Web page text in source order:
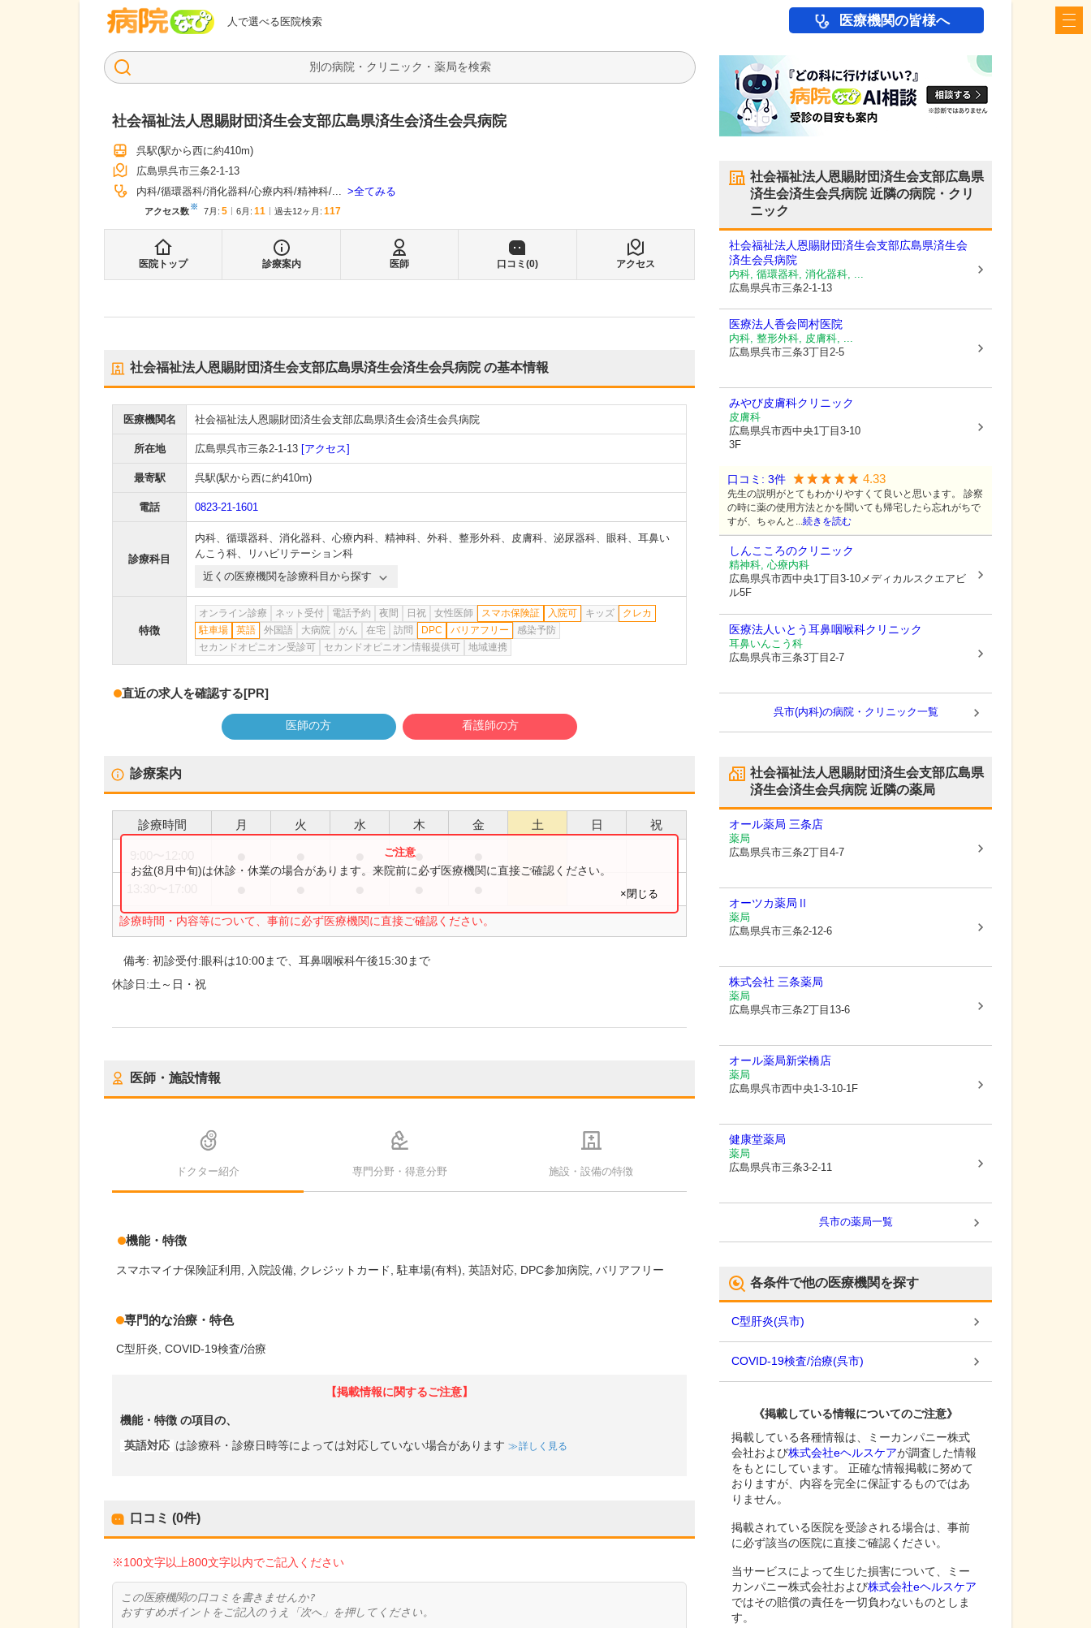
人で選べる医院検索
病院なび 医療機関の皆様へ
検索
社会福祉法人恩賜財団済生会支部広島県済生会済生会呉病院
呉駅(駅から西に約410m)
広島県呉市三条2-1-13
内科 循環器科 消化器科 心療内科 精神科 ... 全てみる
アクセス数※ 7月 : 5 6月 : 11 過去12ヶ月: 117
医院トップ 診療案内 医師 口コミ(0) アクセス
社会福祉法人恩賜財団済生会支部広島県済生会済生会呉病院の基本情報
医療機関名 社会福祉法人恩賜財団済生会支部広島県済生会済生会呉病院
所在地 広島県呉市三条2-1-13 [アクセス]
最寄駅 呉駅(駅から西に約410m)
電話 0823-21-1601
診療科目
内科、 循環器科、 消化器科、 心療内科、 精神科、 外科、 整形外科、 皮膚科、 泌尿器科、 眼科、 耳鼻い
んこう科、
リハビリテーション科
近くの医療機関を診療科目から探す
特徴
オンライン診療 ネット受付 電話予約 夜間 日祝 女性医師 スマホ保険証 入院可 キッズ
クレカ
駐車場
英語 外国語 大病院 がん 在宅 訪問 DPC バリアフリー
感染予防
セカンドオピニオン受診可
セカンドオピニオン情報提供可 地域連携
直近の求人を確認する[PR]
医師の方 看護師の方
診療案内
診療時間 月 火 水 木 金 土 日 祝
●
診療時間・内容等について、事前に必ず医療機関に直接ご確認ください。
お盆(8月中旬)は休診・休業の場合があります。来院前に必ず医療機関に直接ご確認ください。
×閉じる
備考:初診受付:眼科は10:00まで、耳鼻咽喉科午後15:30まで
休診日:土～日・祝
医師・施設情報
ドクター紹介 専門分野・得意分野 施設・設備の特徴
機能・特徴
スマホマイナ保険証利用 入院設備 クレジットカード 駐車場(有料) 英語対応 DPC参加病院 バリアフリー
専門的な治療・特色
C型肝炎 COVID-19検査/治療
【掲載情報に関するご注意】
機能・特徴 の項目の、
英語対応 は診療科・診療日時等によっては対応していない場合があります 詳しく見る
口コミ (0件)
※100文字以上800文字以内でご記入ください
社会福祉法人恩賜財団済生会支部広島県
済生会済生会呉病院近隣の病院・クリ
ニック
社会福祉法人恩賜財団済生会支部広島県済生会
済生会呉病院
内科, 循環器科, 消化器科, ...
広島県呉市三条2-1-13
医療法人香会 岡村医院
内科, 整形外科, 皮膚科, ...
広島県呉市三条3丁目2-5
みやび皮膚科クリニック
皮膚科
広島県呉市西中央1丁目3-10
3F
口コミ: 3件 4.33
先生の説明がとてもわかりやすくて良いと思います。 診察
の時に薬の使用方法とかを聞いても帰宅したら忘れがちで
すが、ちゃんと...続きを読む
しんこころのクリニック
精神科, 心療内科
広島県呉市西中央1丁目3-10メディカルスクエアビ
ル5F
医療法人 いとう耳鼻咽喉科クリニック
耳鼻いんこう科
広島県呉市三条3丁目2-7
呉市(内科)の病院・クリニック一覧
社会福祉法人恩賜財団済生会支部広島県
済生会済生会呉病院近隣の薬局
オール薬局 三条店
薬局
広島県呉市三条2丁目4-7
オーツカ薬局Ⅱ
薬局
広島県呉市三条2-12-6
株式会社 三条薬局
薬局
広島県呉市三条2丁目13-6
オール薬局新栄橋店
薬局
広島県呉市西中央1-3-10-1F
健康堂薬局
薬局
広島県呉市三条3-2-11
呉市の薬局一覧
各条件で他の医療機関を探す
C型肝炎(呉市)
COVID-19検査/治療(呉市)
《掲載している情報についてのご注意》
掲載している各種情報は、ミーカンパニー株式
会社および株式会社eヘルスケアが調査した情報
をもとにしています。 正確な情報掲載に努めて
おりますが、内容を完全に保証するものではあ
りません。
掲載されている医院を受診される場合は、事前
に必ず該当の医院に直接ご確認ください。
当サービスによって生じた損害について、ミー
カンパニー株式会社および株式会社eヘルスケア
ではその賠償の責任を一切負わないものとしま
す。